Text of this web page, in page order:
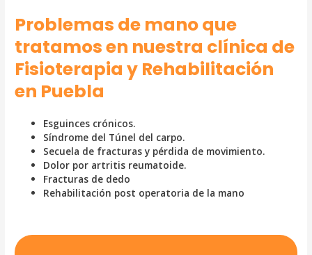
Problemas de mano que
tratamos en nuestra clínica de
Fisioterapia y Rehabilitación
en Puebla
Esguinces crónicos.
Síndrome del Túnel del carpo.
Secuela de fracturas y pérdida de movimiento.
Dolor por artritis reumatoide.
Fracturas de dedo
Rehabilitación post operatoria de la mano